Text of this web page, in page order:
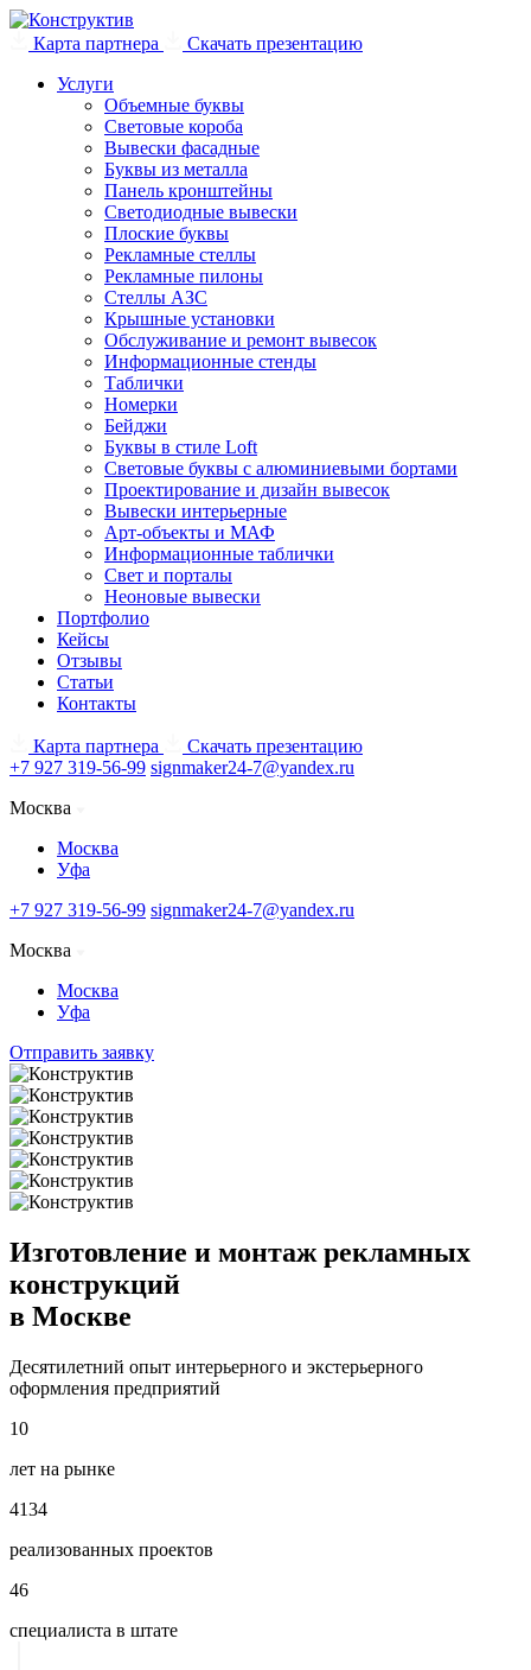
Карта партнера
Скачать презентацию
Услуги
Объемные буквы
Световые короба
Вывески фасадные
Буквы из металла
Панель кронштейны
Светодиодные вывески
Плоские буквы
Рекламные стеллы
Рекламные пилоны
Стеллы АЗС
Крышные установки
Обслуживание и ремонт вывесок
Информационные стенды
Таблички
Номерки
Бейджи
Буквы в стиле Loft
Световые буквы с алюминиевыми бортами
Проектирование и дизайн вывесок
Вывески интерьерные
Арт-объекты и МАФ
Информационные таблички
Свет и порталы
Неоновые вывески
Портфолио
Кейсы
Отзывы
Статьи
Контакты
Карта партнера
Скачать презентацию
+7 927 319-56-99 signmaker24-7@yandex.ru
Москва
Москва
Уфа
+7 927 319-56-99 signmaker24-7@yandex.ru
Москва
Москва
Уфа
Отправить заявку
Изготовление и монтаж рекламных
конструкций
в Москве
Десятилетний опыт интерьерного и экстерьерного
оформления предприятий
10
лет на рынке
4134
реализованных проектов
46
специалиста в штате